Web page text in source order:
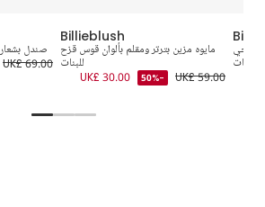
صندل بشعار Love لون فضي لامع للبنات
UK£ 69.00
Billieblush
مايوه مزين بترتر ومقلم بألوان قوس قزح
للبنات
UK£ 59.00
-50%
UK£ 30.00
للبنات